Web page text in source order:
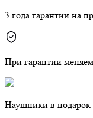
3 года гарантии на
При гарантии
Наушники в подарок